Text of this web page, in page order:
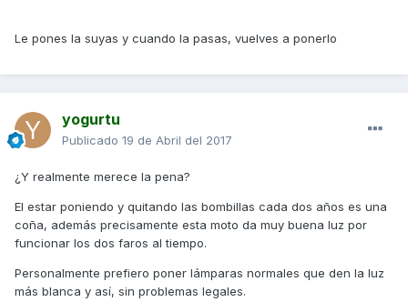
Le pones la suyas y cuando la pasas, vuelves a ponerlo
yogurtu
Publicado 19 de Abril del 2017
¿Y realmente merece la pena?
El estar poniendo y quitando las bombillas cada dos años es una
coña, además precisamente esta moto da muy buena luz por
funcionar los dos faros al tiempo.
Personalmente prefiero poner lámparas normales que den la luz
más blanca y así, sin problemas legales.